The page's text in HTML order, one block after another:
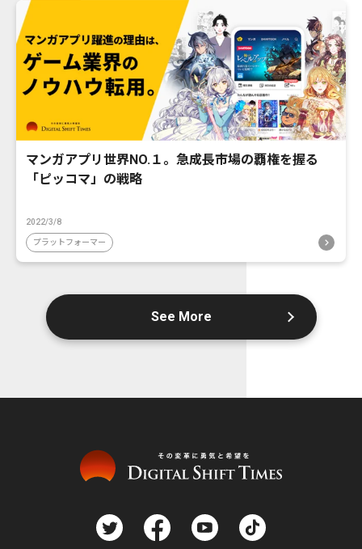
マンガアプリ世界NO.１。急成長市場の覇権を握る
「ピッコマ」の戦略
2022/3/8
プラットフォーマー
See More